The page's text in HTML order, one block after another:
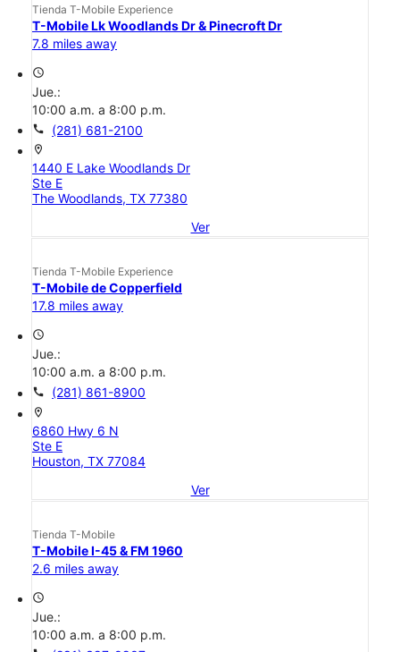
Tienda T-Mobile Experience
T-Mobile Lk Woodlands Dr & Pinecroft Dr
7.8 miles away
access_time
Jue.:
10:00 a.m. a 8:00 p.m.
call (281) 681-2100
location_on
1440 E Lake Woodlands Dr
Ste E
The Woodlands, TX 77380
Ver
Tienda T-Mobile Experience
T-Mobile de Copperfield
17.8 miles away
access_time
Jue.:
10:00 a.m. a 8:00 p.m.
call (281) 861-8900
location_on
6860 Hwy 6 N
Ste E
Houston, TX 77084
Ver
Tienda T-Mobile
T-Mobile I-45 & FM 1960
2.6 miles away
access_time
Jue.:
10:00 a.m. a 8:00 p.m.